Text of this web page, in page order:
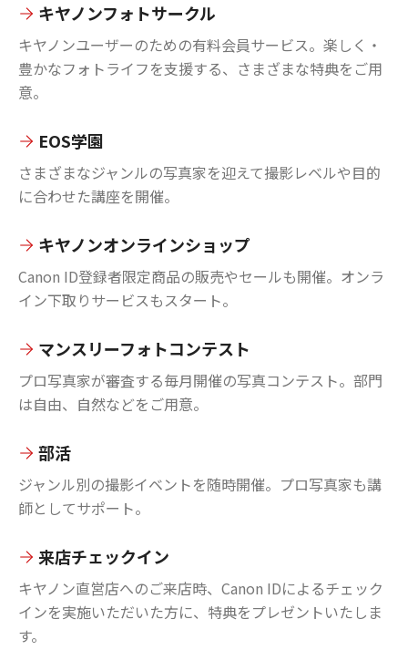
キヤノンフォトサークル
キヤノンユーザーのための有料会員サービス。楽しく・
豊かなフォトライフを支援する、さまざまな特典をご用
意。
EOS学園
さまざまなジャンルの写真家を迎えて撮影レベルや目的
に合わせた講座を開催。
キヤノンオンラインショップ
Canon ID登録者限定商品の販売やセールも開催。オンラ
イン下取りサービスもスタート。
マンスリーフォトコンテスト
プロ写真家が審査する毎月開催の写真コンテスト。部門
は自由、自然などをご用意。
部活
ジャンル別の撮影イベントを随時開催。プロ写真家も講
師としてサポート。
来店チェックイン
キヤノン直営店へのご来店時、Canon IDによるチェック
インを実施いただいた方に、特典をプレゼントいたしま
す。